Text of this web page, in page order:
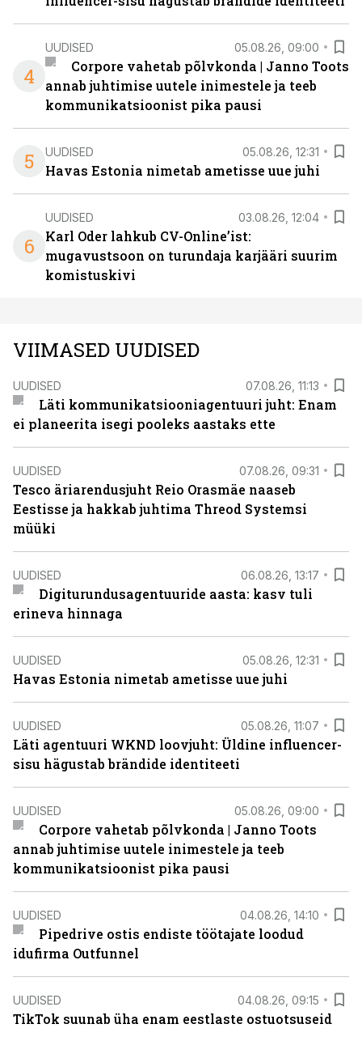
4
UUDISED 05.08.26, 09:00
Corpore vahetab põlvkonda | Janno Toots
annab juhtimise uutele inimestele ja teeb
kommunikatsioonist pika pausi
5 UUDISED 05.08.26, 12:31
Havas Estonia nimetab ametisse uue juhi
6
UUDISED 03.08.26, 12:04
Karl Oder lahkub CV-Online’ist:
mugavustsoon on turundaja karjääri suurim
komistuskivi
VIIMASED UUDISED
UUDISED 07.08.26, 11:13
Läti kommunikatsiooniagentuuri juht: Enam
ei planeerita isegi pooleks aastaks ette
UUDISED 07.08.26, 09:31
Tesco äriarendusjuht Reio Orasmäe naaseb
Eestisse ja hakkab juhtima Threod Systemsi
müüki
UUDISED 06.08.26, 13:17
Digiturundusagentuuride aasta: kasv tuli
erineva hinnaga
UUDISED 05.08.26, 12:31
Havas Estonia nimetab ametisse uue juhi
UUDISED 05.08.26, 11:07
Läti agentuuri WKND loovjuht: Üldine influencer-
sisu hägustab brändide identiteeti
UUDISED 05.08.26, 09:00
Corpore vahetab põlvkonda | Janno Toots
annab juhtimise uutele inimestele ja teeb
kommunikatsioonist pika pausi
UUDISED 04.08.26, 14:10
Pipedrive ostis endiste töötajate loodud
idufirma Outfunnel
UUDISED 04.08.26, 09:15
TikTok suunab üha enam eestlaste ostuotsuseid